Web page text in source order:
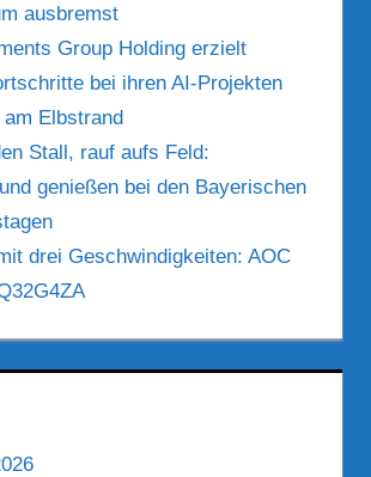
ausbremst
Group Holding erzielt
bei ihren AI-Projekten
Elbstrand
Stall, rauf aufs Feld:
genießen bei den Bayerischen
drei Geschwindigkeiten: AOC